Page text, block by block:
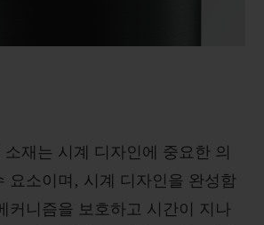
재는 시계 디자인에 중요한 의
요소이며, 시계 디자인을 완성함
커니즘을 보호하고 시간이 지나